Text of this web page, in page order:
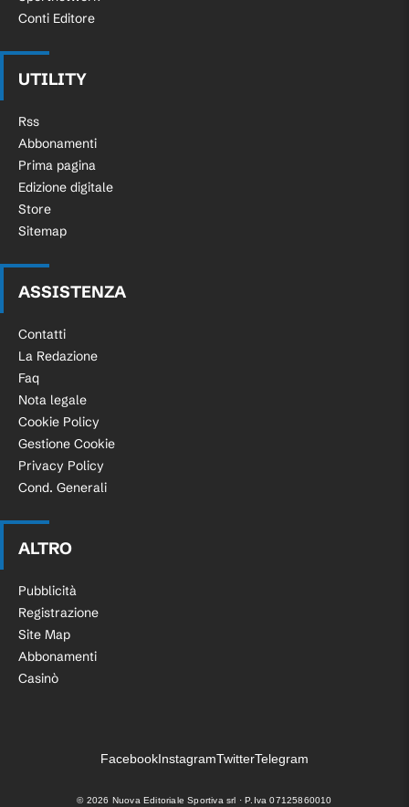
Conti Editore
UTILITY
Rss
Abbonamenti
Prima pagina
Edizione digitale
Store
Sitemap
ASSISTENZA
Contatti
La Redazione
Faq
Nota legale
Cookie Policy
Gestione Cookie
Privacy Policy
Cond. Generali
ALTRO
Pubblicità
Registrazione
Site Map
Abbonamenti
Casinò
FacebookInstagramTwitterTelegram
© 2026 Nuova Editoriale Sportiva srl · P.Iva 07125860010